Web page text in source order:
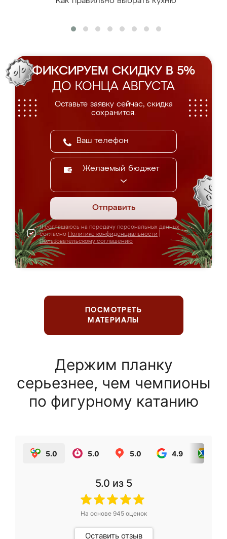
ФИКСИРУЕМ СКИДКУ В 5%
ДО КОНЦА АВГУСТА
Оставьте заявку сейчас, скидка
сохранится.
Желаемый бюджет
Отправить
Я соглашаюсь на передачу персональных данных
согласно Политике конфиденциальности
Пользовательскому соглашению
ПОСМОТРЕТЬ
МАТЕРИАЛЫ
Держим планку
серьезнее, чем чемпионы
по фигурному катанию
5.0 5.0 5.0 4.9
5.0 из 5
На основе 945оценок
Оставить отзыв